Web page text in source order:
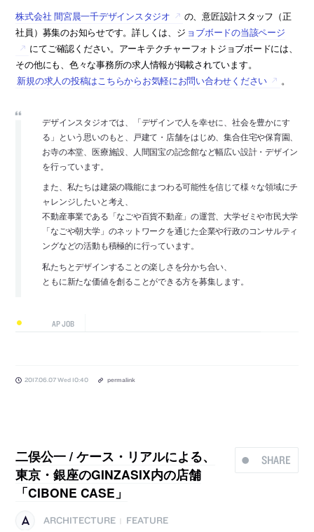
株式会社 間宮晨一千デザインスタジオ
の、意匠設計スタッフ（正
社員）募集のお知らせです。詳しくは、ジ ョブボードの当該ページ
にてご確認ください。アーキテクチャーフォトジョブボードには、
その他にも、色々な事務所の求人情報が掲載されています。
新規の求人の投稿はこちらからお気軽にお問い合わせください
。
デザインスタジオでは、「デザインで人を幸せに、社会を豊かにす
る」という思いのもと、戸建て・店舗をはじめ、集合住宅や保育園、
お寺の本堂、医療施設、人間国宝の記念館など幅広い設計・デザイン
を行っています。
また、私たちは建築の職能にまつわる可能性を信じて様々な領域にチ
ャレンジしたいと考え、
不動産事業である「なごや百貨不動産」の運営、大学ゼミや市民大学
「なごや朝大学」のネットワークを通じた企業や行政のコンサルティ
ングなどの活動も積極的に行っています。
私たちとデザインすることの楽しさを分かち合い、
ともに新たな価値を創ることができる方を募集します。
AP JOB
2017.06.07 Wed 10:40 permalink
SHARE
二俣公一 / ケース・リアルによる、
東京・銀座のGINZASIX内の店舗
「CIBONE CASE」
ARCHITECTURE
FEATURE